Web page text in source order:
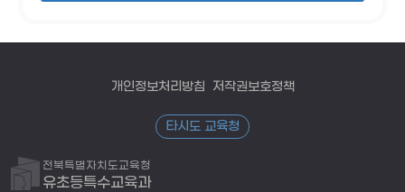
개인정보처리방침 저작권보호정책
타시도 교육청
전북특별자치도교육청
유초등특수교육과